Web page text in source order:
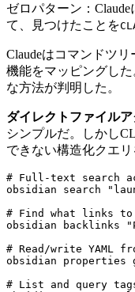
ゼロパターン：
て、見つけたことを
Claudeはコマンドツ
機能をマッピングし
な方法が判明した。
ダイレクトファイル
シンプルだ。しかし
できない構造化クエリ
# Full-text search
obsidian search
# Find what links to
obsidian backlinks
# Read/write YAML
obsidian properties
# List and query